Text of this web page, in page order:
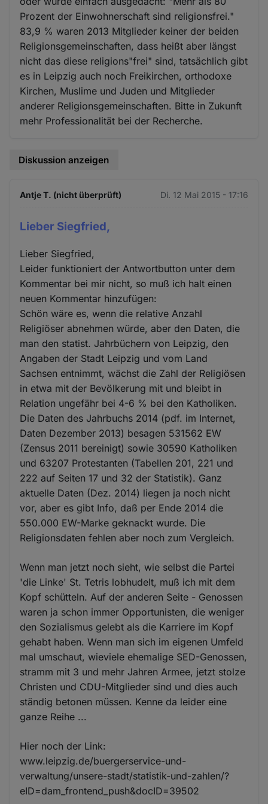
Prozent der Einwohnerschaft sind religionsfrei."
83,9 % waren 2013 Mitglieder keiner der beiden
Religionsgemeinschaften, dass heißt aber längst
nicht das diese religions"frei" sind, tatsächlich gibt
es in Leipzig auch noch Freikirchen, orthodoxe
Kirchen, Muslime und Juden und Mitglieder
anderer Religionsgemeinschaften. Bitte in Zukunft
mehr Professionalität bei der Recherche.
Diskussion anzeigen
Antje T. (nicht überprüft) Di. 12 Mai 2015 - 17:16
Lieber Siegfried,
Lieber Siegfried,
Leider funktioniert der Antwortbutton unter dem
Kommentar bei mir nicht, so muß ich halt einen
neuen Kommentar hinzufügen:
Schön wäre es, wenn die relative Anzahl
Religiöser abnehmen würde, aber den Daten, die
man den statist. Jahrbüchern von Leipzig, den
Angaben der Stadt Leipzig und vom Land
Sachsen entnimmt, wächst die Zahl der Religiösen
in etwa mit der Bevölkerung mit und bleibt in
Relation ungefähr bei 4-6 % bei den Katholiken.
Die Daten des Jahrbuchs 2014 (pdf. im Internet,
Daten Dezember 2013) besagen 531562 EW
(Zensus 2011 bereinigt) sowie 30590 Katholiken
und 63207 Protestanten (Tabellen 201, 221 und
222 auf Seiten 17 und 32 der Statistik). Ganz
aktuelle Daten (Dez. 2014) liegen ja noch nicht
vor, aber es gibt Info, daß per Ende 2014 die
550.000 EW-Marke geknackt wurde. Die
Religionsdaten fehlen aber noch zum Vergleich.
Wenn man jetzt noch sieht, wie selbst die Partei
'die Linke' St. Tetris lobhudelt, muß ich mit dem
Kopf schütteln. Auf der anderen Seite - Genossen
waren ja schon immer Opportunisten, die weniger
den Sozialismus gelebt als die Karriere im Kopf
gehabt haben. Wenn man sich im eigenen Umfeld
mal umschaut, wieviele ehemalige SED-Genossen,
stramm mit 3 und mehr Jahren Armee, jetzt stolze
Christen und CDU-Mitglieder sind und dies auch
ständig betonen müssen. Kenne da leider eine
ganze Reihe ...
Hier noch der Link:
www.leipzig.de/buergerservice-und-
verwaltung/unsere-stadt/statistik-und-zahlen/?
eID=dam_frontend_push&docID=39502
und
Cookies